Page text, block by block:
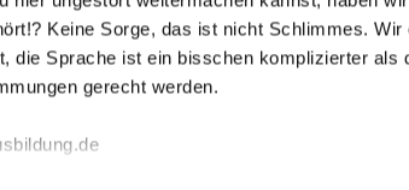
Keine Sorge, das ist nicht Schlimmes.
die Sprache ist ein bisschen komplizierter
gerecht werden.
d)